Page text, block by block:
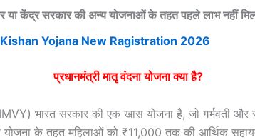
या केंद्र सरकार की अन्य योजनाओं के तहत पहले लाभ नहीं
Yojana New Ragistration 2026
प्रधानमंत्री मातृ वंदना योजना क्या है?
भारत सरकार की एक खास योजना है, जो गर्भवती और
के तहत महिलाओं को ₹11,000 तक की आर्थिक